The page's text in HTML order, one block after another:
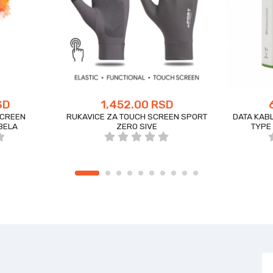
1,452.00 RSD
RUKAVICE ZA TOUCH SCREEN SPORT
ZERO SIVE
DATA
TYPE